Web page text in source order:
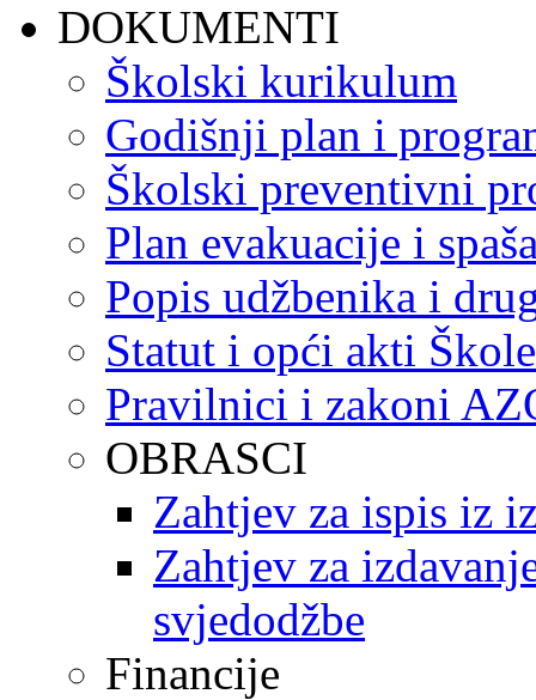
DOKUMENTI
Školski kurikulum
Godišnji plan i
Školski preventivni
Plan evakuacije i
Popis udžbenika i
Statut i opći akti Škole
Pravilnici i zakoni
OBRASCI
Zahtjev za ispis iz
Zahtjev za
svjedodžbe
Financije